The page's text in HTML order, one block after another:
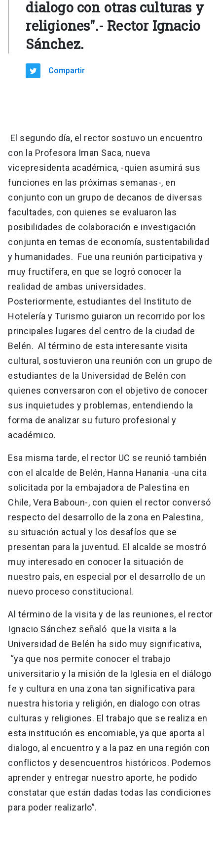
dialogo con otras culturas y
religiones".- Rector Ignacio
Sánchez.
Compartir
El segundo día, el rector sostuvo un encuentro
con la Profesora Iman Saca, nueva
vicepresidenta académica, -quien asumirá sus
funciones en las próximas semanas-, en
conjunto con un grupo de decanos de diversas
facultades, con quienes se evaluaron las
posibilidades de colaboración e investigación
conjunta en temas de economía, sustentabilidad
y humanidades. Fue una reunión participativa y
muy fructífera, en que se logró conocer la
realidad de ambas universidades.
Posteriormente, estudiantes del Instituto de
Hotelería y Turismo guiaron un recorrido por los
principales lugares del centro de la ciudad de
Belén. Al término de esta interesante visita
cultural, sostuvieron una reunión con un grupo de
estudiantes de la Universidad de Belén con
quienes conversaron con el objetivo de conocer
sus inquietudes y problemas, entendiendo la
forma de analizar su futuro profesional y
académico.
Esa misma tarde, el rector UC se reunió también
con el alcalde de Belén, Hanna Hanania -una cita
solicitada por la embajadora de Palestina en
Chile, Vera Baboun-, con quien el rector conversó
respecto del desarrollo de la zona en Palestina,
su situación actual y los desafíos que se
presentan para la juventud. El alcalde se mostró
muy interesado en conocer la situación de
nuestro país, en especial por el desarrollo de un
nuevo proceso constitucional.
Al término de la visita y de las reuniones, el rector
Ignacio Sánchez señaló que la visita a la
Universidad de Belén ha sido muy significativa,
“ya que nos permite conocer el trabajo
universitario y la misión de la Iglesia en el diálogo
fe y cultura en una zona tan significativa para
nuestra historia y religión, en dialogo con otras
culturas y religiones. El trabajo que se realiza en
esta institución es encomiable, ya que aporta al
dialogo, al encuentro y a la paz en una región con
conflictos y desencuentros históricos. Podemos
aprender y entregar nuestro aporte, he podido
constatar que están dadas todas las condiciones
para poder realizarlo”.